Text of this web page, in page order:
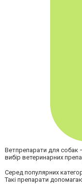
Ветпрепарати для собак
вибір ветеринарних
Серед популярних
Такі препарати